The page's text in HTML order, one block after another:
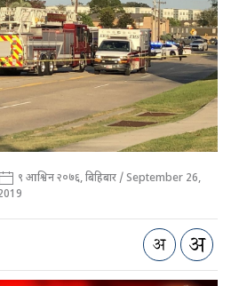
९ आश्विन २०७६, बिहिबार / September 26,